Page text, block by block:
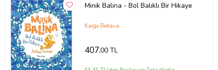
Minik Balina - Bol Balıklı Bir Hikaye
Kargo Bedava
407,00 TL